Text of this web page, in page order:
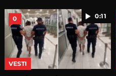
0:11
0
VESTI